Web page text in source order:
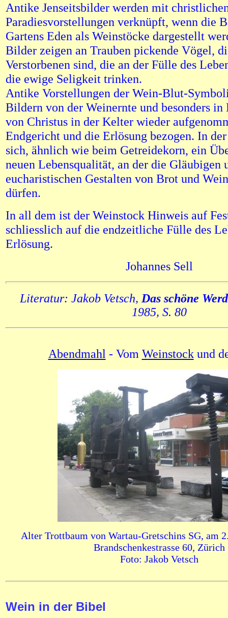
Antike Jenseitsbilder werden mit
Paradiesvorstellungen verknüpft, wenn die
Gartens Eden als Weinstöcke dargestellt
Bilder zeigen an Trauben pickende Vögel,
Verstorbenen sind, die an der Fülle des
die ewige Seligkeit trinken.
Antike Vorstellungen der Wein-Blut-
Bildern von der Weinernte und besonders in
von Christus in der Kelter wieder
Endgericht und die Erlösung bezogen. In
sich, ähnlich wie beim Getreidekorn, ein
neuen Lebensqualität, an der die Gläubigen
eucharistischen Gestalten von Brot und
dürfen.
In all dem ist der Weinstock Hinweis auf
schliesslich auf die endzeitliche Fülle des
Erlösung.
Johannes Sell
Literatur: Jakob Vetsch, Das schöne
1985, S. 80
Abendmahl - Vom Weinstockund
Alter Trottbaum von Wartau-Gretschins SG, am
Brandschenkestrasse 60, Zürich
Foto: Jakob Vetsch
Wein in der Bibel